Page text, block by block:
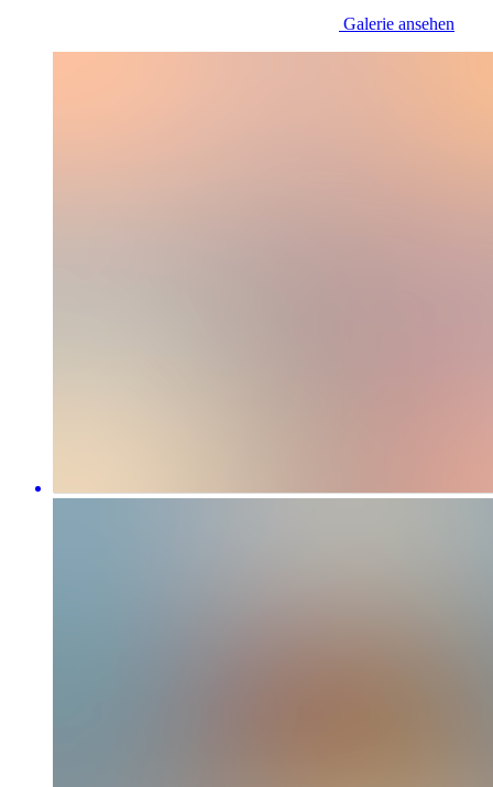
Galerie ansehen